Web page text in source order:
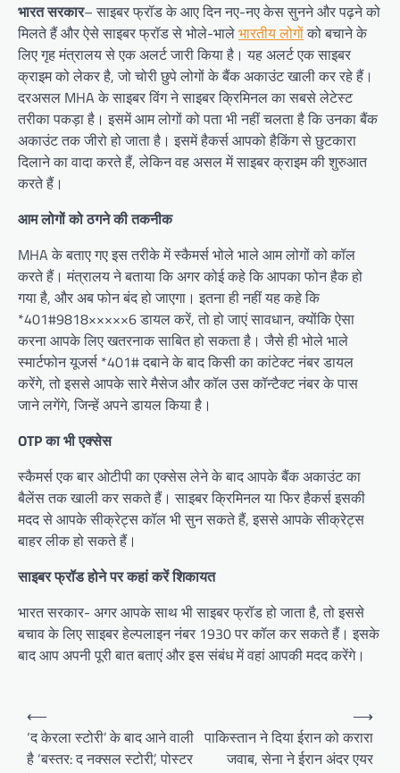
भारत सरकार– साइबर फ्रॉड के आए दिन नए-नए केस सुनने और पढ़ने को
मिलते हैं और ऐसे साइबर फ्रॉड से भोले-भालेभारतीय लोगोंको बचाने के
लिए गृह मंत्रालय से एक अलर्ट जारी किया है। यह अलर्ट एक साइबर
क्राइम को लेकर है, जो चोरी छुपे लोगों के बैंक अकाउंट खाली कर रहे हैं।
दरअसल MHA के साइबर विंग ने साइबर क्रिमिनल का सबसे लेटेस्ट
तरीका पकड़ा है। इसमें आम लोगों को पता भी नहीं चलता है कि उनका बैंक
अकाउंट तक जीरो हो जाता है। इसमें हैकर्स आपको हैकिंग से छुटकारा
दिलाने का वादा करते हैं, लेकिन वह असल में साइबर क्राइम की शुरुआत
करते हैं।
आम लोगों को ठगने की तकनीक
MHA के बताए गए इस तरीके में स्कैमर्स भोले भाले आम लोगों को कॉल
करते हैं। मंत्रालय ने बताया कि अगर कोई कहे कि आपका फोन हैक हो
गया है, और अब फोन बंद हो जाएगा। इतना ही नहीं यह कहे कि
*401#9818×××××6 डायल करें, तो हो जाएं सावधान, क्योंकि ऐसा
करना आपके लिए खतरनाक साबित हो सकता है। जैसे ही भोले भाले
स्मार्टफोन यूजर्स *401# दबाने के बाद किसी का कांटेक्ट नंबर डायल
करेंगे, तो इससे आपके सारे मैसेज और कॉल उस कॉन्टैक्ट नंबर के पास
जाने लगेंगे, जिन्हें अपने डायल किया है।
OTP का भी एक्सेस
स्कैमर्स एक बार ओटीपी का एक्सेस लेने के बाद आपके बैंक अकाउंट का
बैलेंस तक खाली कर सकते हैं। साइबर क्रिमिनल या फिर हैकर्स इसकी
मदद से आपके सीक्रेट्स कॉल भी सुन सकते हैं, इससे आपके सीक्रेट्स
बाहर लीक हो सकते हैं।
साइबर फ्रॉड होने पर कहां करें शिकायत
भारत सरकार- अगर आपके साथ भी साइबर फ्रॉड हो जाता है, तो इससे
बचाव के लिए साइबर हेल्पलाइन नंबर 1930 पर कॉल कर सकते हैं। इसके
बाद आप अपनी पूरी बात बताएं और इस संबंध में वहां आपकी मदद करेंगे।
Post
navigation
⟵
‘द केरला स्टोरी’ के बाद आने वाली
है ‘बस्तर: द नक्सल स्टोरी’, पोस्टर
पाकिस्तान ने दिया ईरान को करारा
जवाब, सेना ने ईरान अंदर एयर
⟶